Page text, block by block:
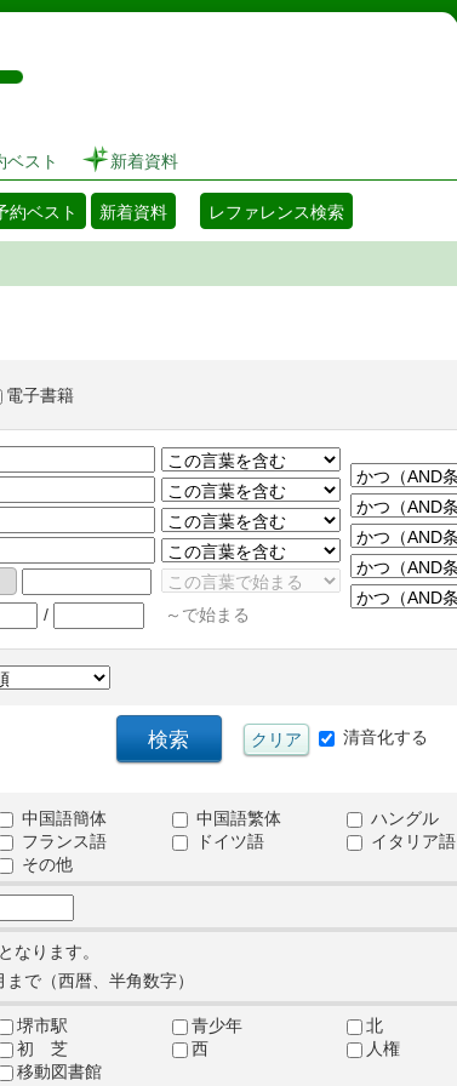
図書館 蔵書検索・予約システム
ベスト 新着資料
約ベスト 新着資料 レファレンス検索
電子書籍
/ ～で始まる
清音化する
中国語簡体 中国語繁体 ハングル
フランス語 ドイツ語 イタリア語
その他
なります。
まで（西暦、半角数字）
堺市駅 青少年 北
初 芝 西 人権
移動図書館